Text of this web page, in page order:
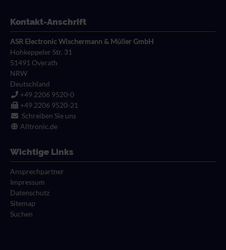
Gabelform
Auf Klein-und Mittelspule
Kontakt-Anschrift
ASR Electronic Wischermann & Müller GmbH
Hohkeppeler Str. 31
51491 Overath
NRW
Deutschland
+49 2206 9520-0
+49 2206 9520-21
Schreiben Sie uns
Alltronic.de
Wichtige Links
Ansprechpartner
Impressum
Datenschutz
Sitemap
Suchen